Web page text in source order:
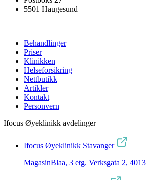
5501 Haugesund
Behandlinger
Priser
Klinikken
Helseforsikring
Nettbutikk
Artikler
Kontakt
Personvern
Ifocus Øyeklinikk avdelinger
Ifocus Øyeklinikk Stavanger
MagasinBlaa, 3 etg. Verksgata 2, 4013